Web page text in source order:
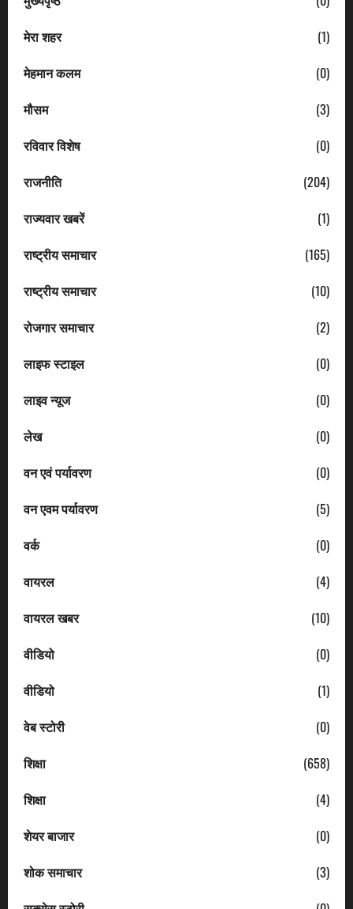
मेरा शहर
(1)
मेहमान कलम
(0)
मौसम
(3)
रविवार विशेष
(0)
राजनीति
(204)
राज्यवार खबरें
(1)
राष्ट्रीय समाचार
(165)
राष्ट्रीय समाचार
(10)
रोजगार समाचार
(2)
लाइफ स्टाइल
(0)
लाइव न्यूज
(0)
लेख
(0)
वन एवं पर्यावरण
(0)
वन एवम पर्यावरण
(5)
वर्क
(0)
वायरल
(4)
वायरल खबर
(10)
वीडियो
(0)
वीडियो
(1)
वेब स्टोरी
(0)
शिक्षा
(658)
शिक्षा
(4)
शेयर बाजार
(0)
शोक समाचार
(3)